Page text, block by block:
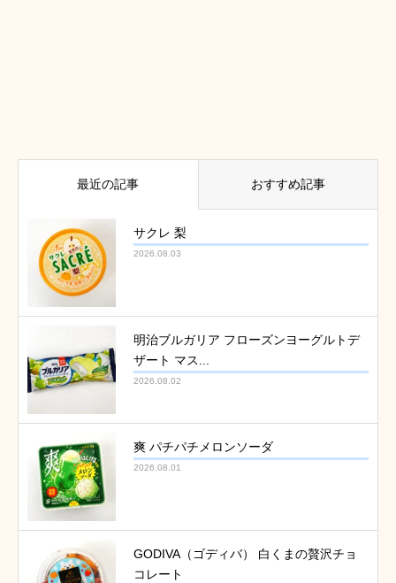
最近の記事 おすすめ記事
サクレ 梨
2026.08.03
明治ブルガリア フローズンヨーグルトデ
ザート マス...
2026.08.02
爽 パチパチメロンソーダ
2026.08.01
GODIVA（ゴディバ） 白くまの贅沢チョ
コレート